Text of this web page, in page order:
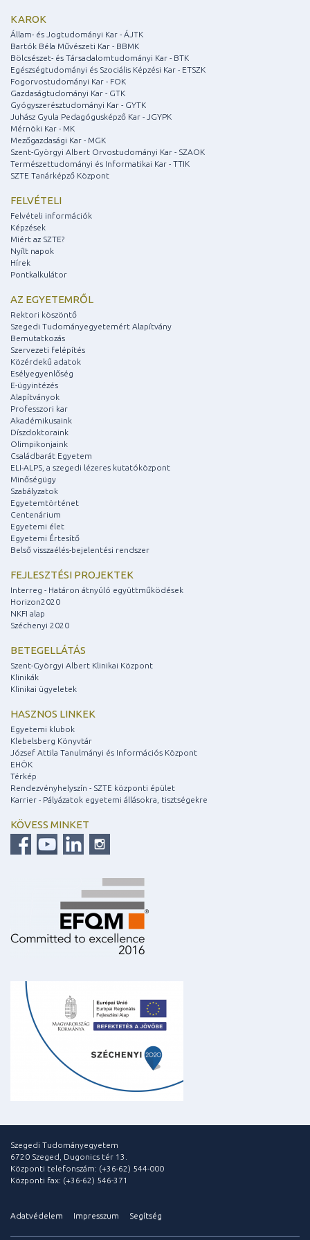
KAROK
Állam- és Jogtudományi Kar - ÁJTK
Bartók Béla Művészeti Kar - BBMK
Bölcsészet- és Társadalomtudományi Kar - BTK
Egészségtudományi és Szociális Képzési Kar - ETSZK
Fogorvostudományi Kar - FOK
Gazdaságtudományi Kar - GTK
Gyógyszerésztudományi Kar - GYTK
Juhász Gyula Pedagógusképző Kar - JGYPK
Mérnöki Kar - MK
Mezőgazdasági Kar - MGK
Szent-Györgyi Albert Orvostudományi Kar - SZAOK
Természettudományi és Informatikai Kar - TTIK
SZTE Tanárképző Központ
FELVÉTELI
Felvételi információk
Képzések
Miért az SZTE?
Nyílt napok
Hírek
Pontkalkulátor
AZ EGYETEMRŐL
Rektori köszöntő
Szegedi Tudományegyetemért Alapítvány
Bemutatkozás
Szervezeti felépítés
Közérdekű adatok
Esélyegyenlőség
E-ügyintézés
Alapítványok
Professzori kar
Akadémikusaink
Díszdoktoraink
Olimpikonjaink
Családbarát Egyetem
ELI-ALPS, a szegedi lézeres kutatóközpont
Minőségügy
Szabályzatok
Egyetemtörténet
Centenárium
Egyetemi élet
Egyetemi Értesítő
Belső visszaélés-bejelentési rendszer
FEJLESZTÉSI PROJEKTEK
Interreg - Határon átnyúló együttműködések
Horizon2020
NKFI alap
Széchenyi 2020
BETEGELLÁTÁS
Szent-Györgyi Albert Klinikai Központ
Klinikák
Klinikai ügyeletek
HASZNOS LINKEK
Egyetemi klubok
Klebelsberg Könyvtár
József Attila Tanulmányi és Információs Központ
EHÖK
Térkép
Rendezvényhelyszín - SZTE központi épület
Karrier - Pályázatok egyetemi állásokra, tisztségekre
KÖVESS MINKET
Szegedi Tudományegyetem
6720 Szeged, Dugonics tér 13.
Központi telefonszám: (+36-62) 544-000
Központi fax: (+36-62) 546-371
Adatvédelem Impresszum Segítség